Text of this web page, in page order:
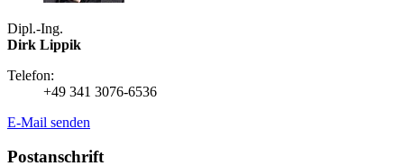
Dipl.-Ing.
Dirk Lippik
Telefon:
+49 341 3076-6536
E-Mail senden
Postanschrift